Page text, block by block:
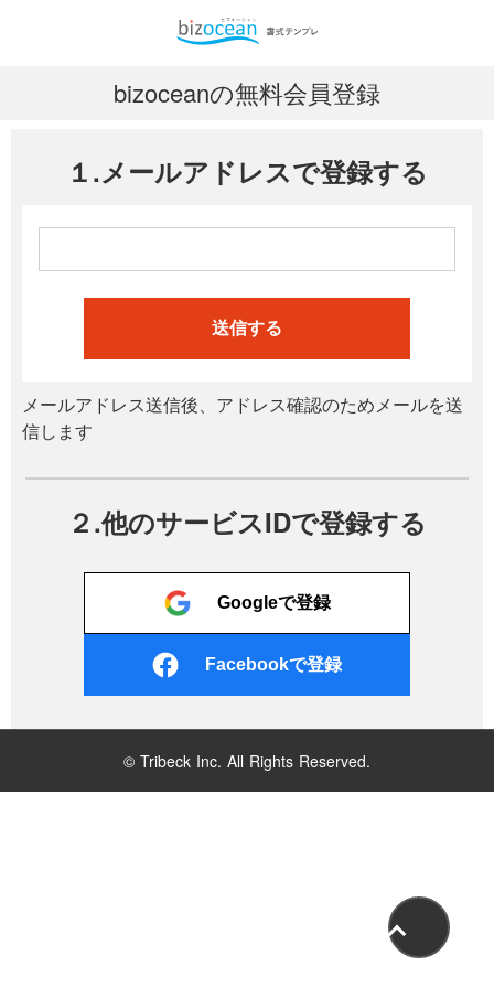
bizoceanの無料会員登録
１.メールアドレスで登録する
送信する
メールアドレス送信後、アドレス確認のためメールを送
信します
２.他のサービスIDで登録する
Googleで登録
Facebookで登録
© Tribeck Inc. All Rights Reserved.